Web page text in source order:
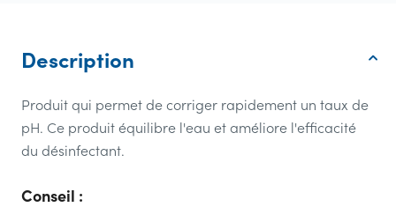
Description
Produit qui permet de corriger rapidement un taux de
pH. Ce produit équilibre l'eau et améliore l'efficacité
du désinfectant.
Conseil :